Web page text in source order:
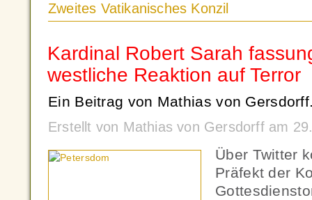
Zweites Vatikanisches Konzil
Kardinal Robert Sarah
westliche Reaktion auf Terror
Ein Beitrag von Mathias von
Erstellt von Mathias von Gersdorff am
Über Twitter
Präfekt der